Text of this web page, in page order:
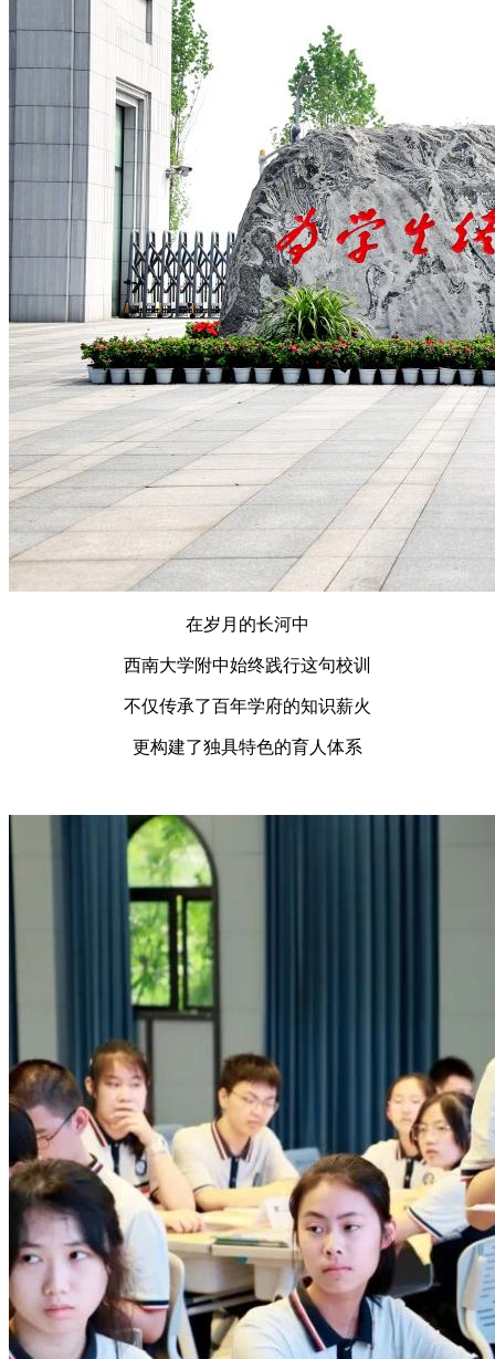
在岁月的长河中
西南大学附中始终践行这句校训
不仅传承了百年学府的知识薪火
更构建了独具特色的育人体系